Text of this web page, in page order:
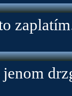
jenom